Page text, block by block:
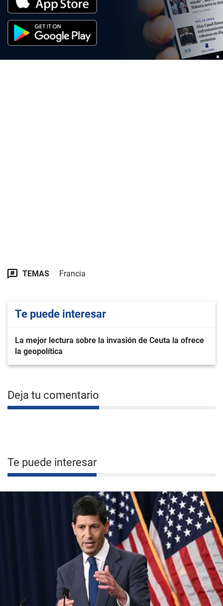
TEMAS Francia
Te puede interesar
La mejor lectura sobre la invasión de Ceuta la ofrece
la geopolítica
Deja tu comentario
Te puede interesar